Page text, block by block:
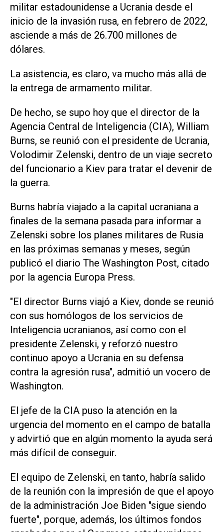
militar estadounidense a Ucrania desde el
inicio de la invasión rusa, en febrero de 2022,
asciende a más de 26.700 millones de
dólares.
La asistencia, es claro, va mucho más allá de
la entrega de armamento militar.
De hecho, se supo hoy que el director de la
Agencia Central de Inteligencia (CIA), William
Burns, se reunió con el presidente de Ucrania,
Volodimir Zelenski, dentro de un viaje secreto
del funcionario a Kiev para tratar el devenir de
la guerra.
Burns habría viajado a la capital ucraniana a
finales de la semana pasada para informar a
Zelenski sobre los planes militares de Rusia
en las próximas semanas y meses, según
publicó el diario The Washington Post, citado
por la agencia Europa Press.
"El director Burns viajó a Kiev, donde se reunió
con sus homólogos de los servicios de
Inteligencia ucranianos, así como con el
presidente Zelenski, y reforzó nuestro
continuo apoyo a Ucrania en su defensa
contra la agresión rusa", admitió un vocero de
Washington.
El jefe de la CIA puso la atención en la
urgencia del momento en el campo de batalla
y advirtió que en algún momento la ayuda será
más difícil de conseguir.
El equipo de Zelenski, en tanto, habría salido
de la reunión con la impresión de que el apoyo
de la administración Joe Biden "sigue siendo
fuerte", porque, además, los últimos fondos